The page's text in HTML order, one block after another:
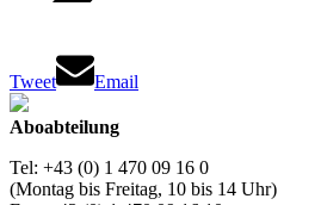
Tweet Email
Aboabteilung
Tel: +43 (0) 1 470 09 16 0
(Montag bis Freitag, 10 bis 14 Uhr)